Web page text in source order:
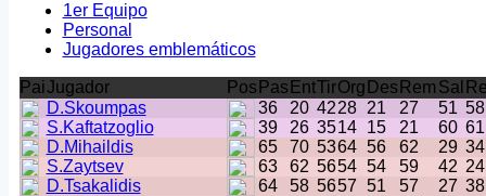
1er Equipo
Personal
Jugadores emblemáticos
PaiJugador Pos Pas EntTirOrg Des Rem Sal
D.Skoumpas
36 20 4228 21 27 51 58
S.Kaftatzoglio
39 26 3514 15 21 60 61
D.Mihaildis
65 70 5364 56 62 29 34
S.Zaytsev
63 62 5654 54 59 42 24
D.Tsakalidis
64 58 5657 51 57 27 38